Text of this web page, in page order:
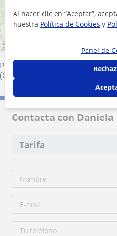
5 km
3 mi
Picanya Alfafar·
(Ciudad)
Contacta con Daniela
Tarifa
Al hacer clic en “Aceptar”,
nuestra Política de Cookies y
Panel de